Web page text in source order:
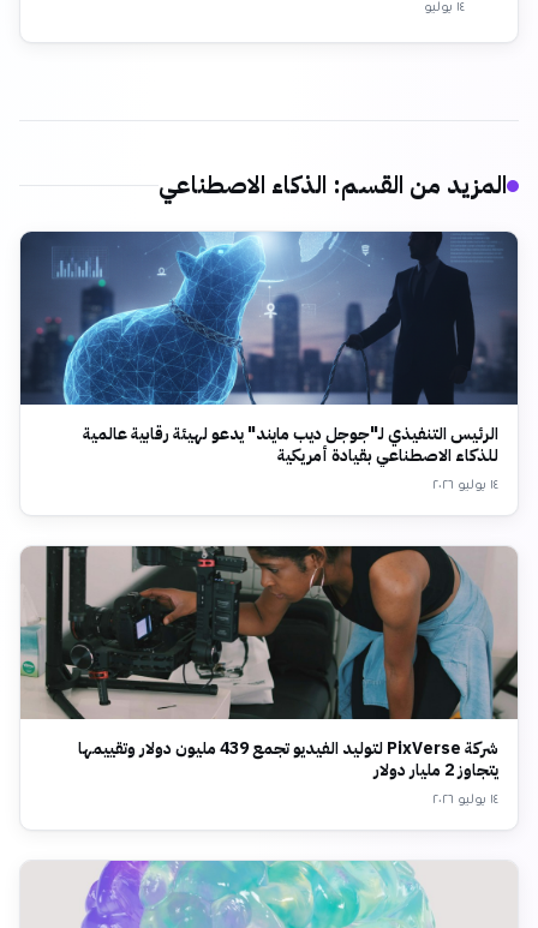
١٤ يوليو
المزيد من القسم: الذكاء الاصطناعي
الرئيس التنفيذي لـ"جوجل ديب مايند" يدعو لهيئة رقابية عالمية
للذكاء الاصطناعي بقيادة أمريكية
١٤ يوليو ٢٠٢٦
شركة PixVerse لتوليد الفيديو تجمع 439 مليون دولار وتقييمها
يتجاوز 2 مليار دولار
١٤ يوليو ٢٠٢٦